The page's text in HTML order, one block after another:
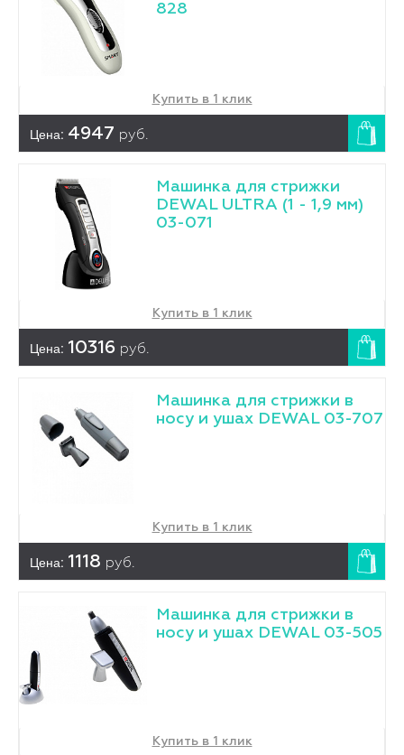
828
Купить в 1 клик
Цена: 4947 руб.
Машинка для стрижки
DEWAL ULTRA (1 - 1,9 мм)
03-071
Купить в 1 клик
Цена: 10316 руб.
Машинка для стрижки в
носу и ушах DEWAL 03-707
Купить в 1 клик
Цена: 1118 руб.
Машинка для стрижки в
носу и ушах DEWAL 03-505
Купить в 1 клик